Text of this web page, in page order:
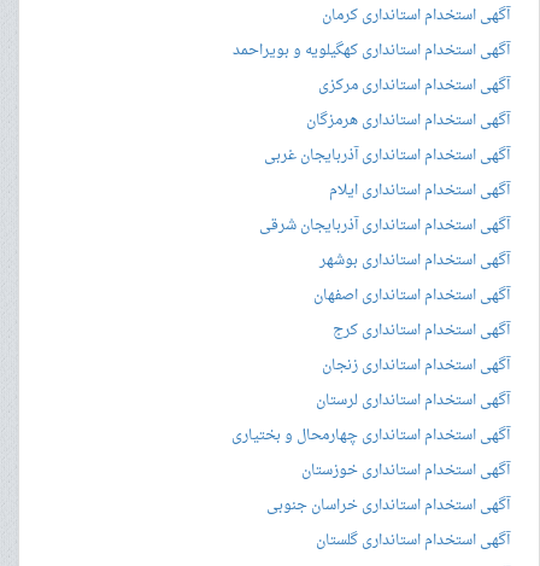
آگهی استخدام استانداری کرمان
آگهی استخدام استانداری کهگیلویه و بویراحمد
آگهی استخدام استانداری مرکزی
آگهی استخدام استانداری هرمزگان
آگهی استخدام استانداری آذربایجان غربی
آگهی استخدام استانداری ایلام
آگهی استخدام استانداری آذربایجان شرقی
آگهی استخدام استانداری بوشهر
آگهی استخدام استانداری اصفهان
آگهی استخدام استانداری کرج
آگهی استخدام استانداری زنجان
آگهی استخدام استانداری لرستان
آگهی استخدام استانداری چهارمحال و بختیاری
آگهی استخدام استانداری خوزستان
آگهی استخدام استانداری خراسان جنوبی
آگهی استخدام استانداری گلستان